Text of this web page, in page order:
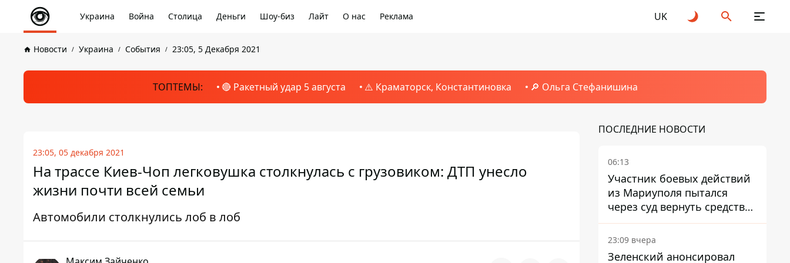
Украина Война Столица Деньги Шоу-биз Лайт О нас Реклама UK
Новости Украина События 23:05, 5 Декабря 2021
ТОПТЕМЫ: 🔴 Ракетный удар 5 августа ⚠️ Краматорск, Константиновка 🔎 Ольга Стефанишина
23:05, 05 декабря 2021
На трассе Киев-Чоп легковушка столкнулась с грузовиком: ДТП унесло
жизни почти всей семьи
Автомобили столкнулись лоб в лоб
ПОСЛЕДНИЕ НОВОСТИ
06:13
Участник боевых действий
из Мариуполя пытался
через суд вернуть средства
субсидии со счета в
Ощадбанке – каким было
решение
23:09 вчера
Зеленский анонсировал